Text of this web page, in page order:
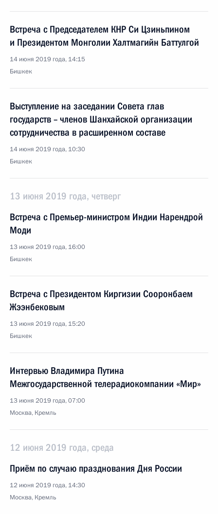
Встреча с Председателем КНР Си Цзиньпином
и Президентом Монголии Халтмагийн Баттулгой
14 июня 2019 года, 14:15
Бишкек
Выступление на заседании Совета глав
государств – членов Шанхайской организации
сотрудничества в расширенном составе
14 июня 2019 года, 10:30
Бишкек
13 июня 2019 года, четверг
Встреча с Премьер-министром Индии Нарендрой
Моди
13 июня 2019 года, 16:00
Бишкек
Встреча с Президентом Киргизии Сооронбаем
Жээнбековым
13 июня 2019 года, 15:20
Бишкек
Интервью Владимира Путина
Межгосударственной телерадиокомпании «Мир»
13 июня 2019 года, 07:00
Москва, Кремль
12 июня 2019 года, среда
Приём по случаю празднования Дня России
12 июня 2019 года, 14:30
Москва, Кремль